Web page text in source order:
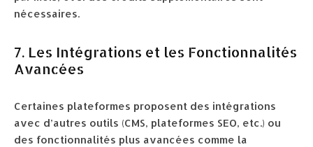
nécessaires.
7. Les Intégrations et les Fonctionnalités
Avancées
Certaines plateformes proposent des intégrations
avec d’autres outils (CMS, plateformes SEO, etc.) ou
des fonctionnalités plus avancées comme la